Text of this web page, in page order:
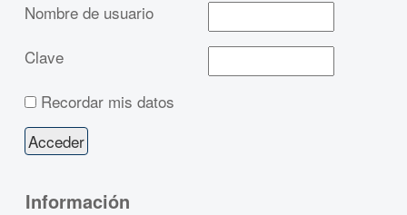
Nombre de usuario
Clave
Recordar mis datos
Información